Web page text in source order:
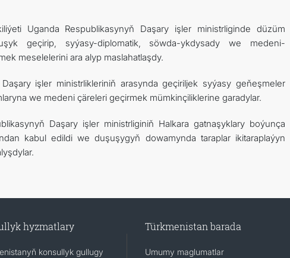
Uganda Respublikasynyň Daşary işler ministrliginde düzüm
geçirip, syýasy-diplomatik, söwda-ykdysady we medeni-
meselelerini ara alyp maslahatlaşdy.
işler ministrlikleriniň arasynda geçiriljek syýasy geňeşmeler
we medeni çäreleri geçirmek mümkinçiliklerine garadylar.
Daşary işler ministrliginiň Halkara gatnaşyklary boýunça
kabul edildi we duşuşygyň dowamynda taraplar ikitaraplaýyn
hyzmatlary
konsullyk gullugy
Türkmenistan barada
Umumy maglumatlar